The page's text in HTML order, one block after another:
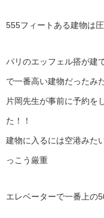
555フィートある建物は圧
パリのエッフェル搭が建
で一番高い建物だったみ
片岡先生が事前に予約を
た！！
建物に入るには空港みた
っこう厳重
エレベーターで一番上の